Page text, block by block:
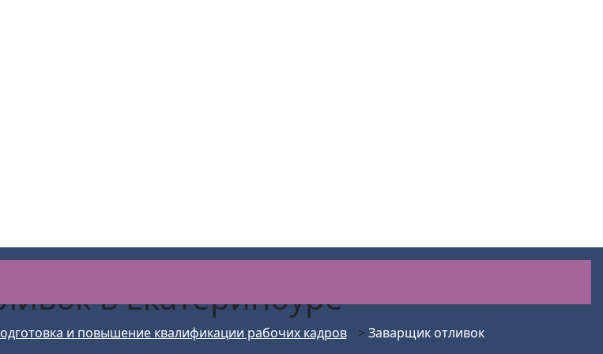
в Екатеринбуре
и повышение квалификации рабочих кадров > Заварщик отливок